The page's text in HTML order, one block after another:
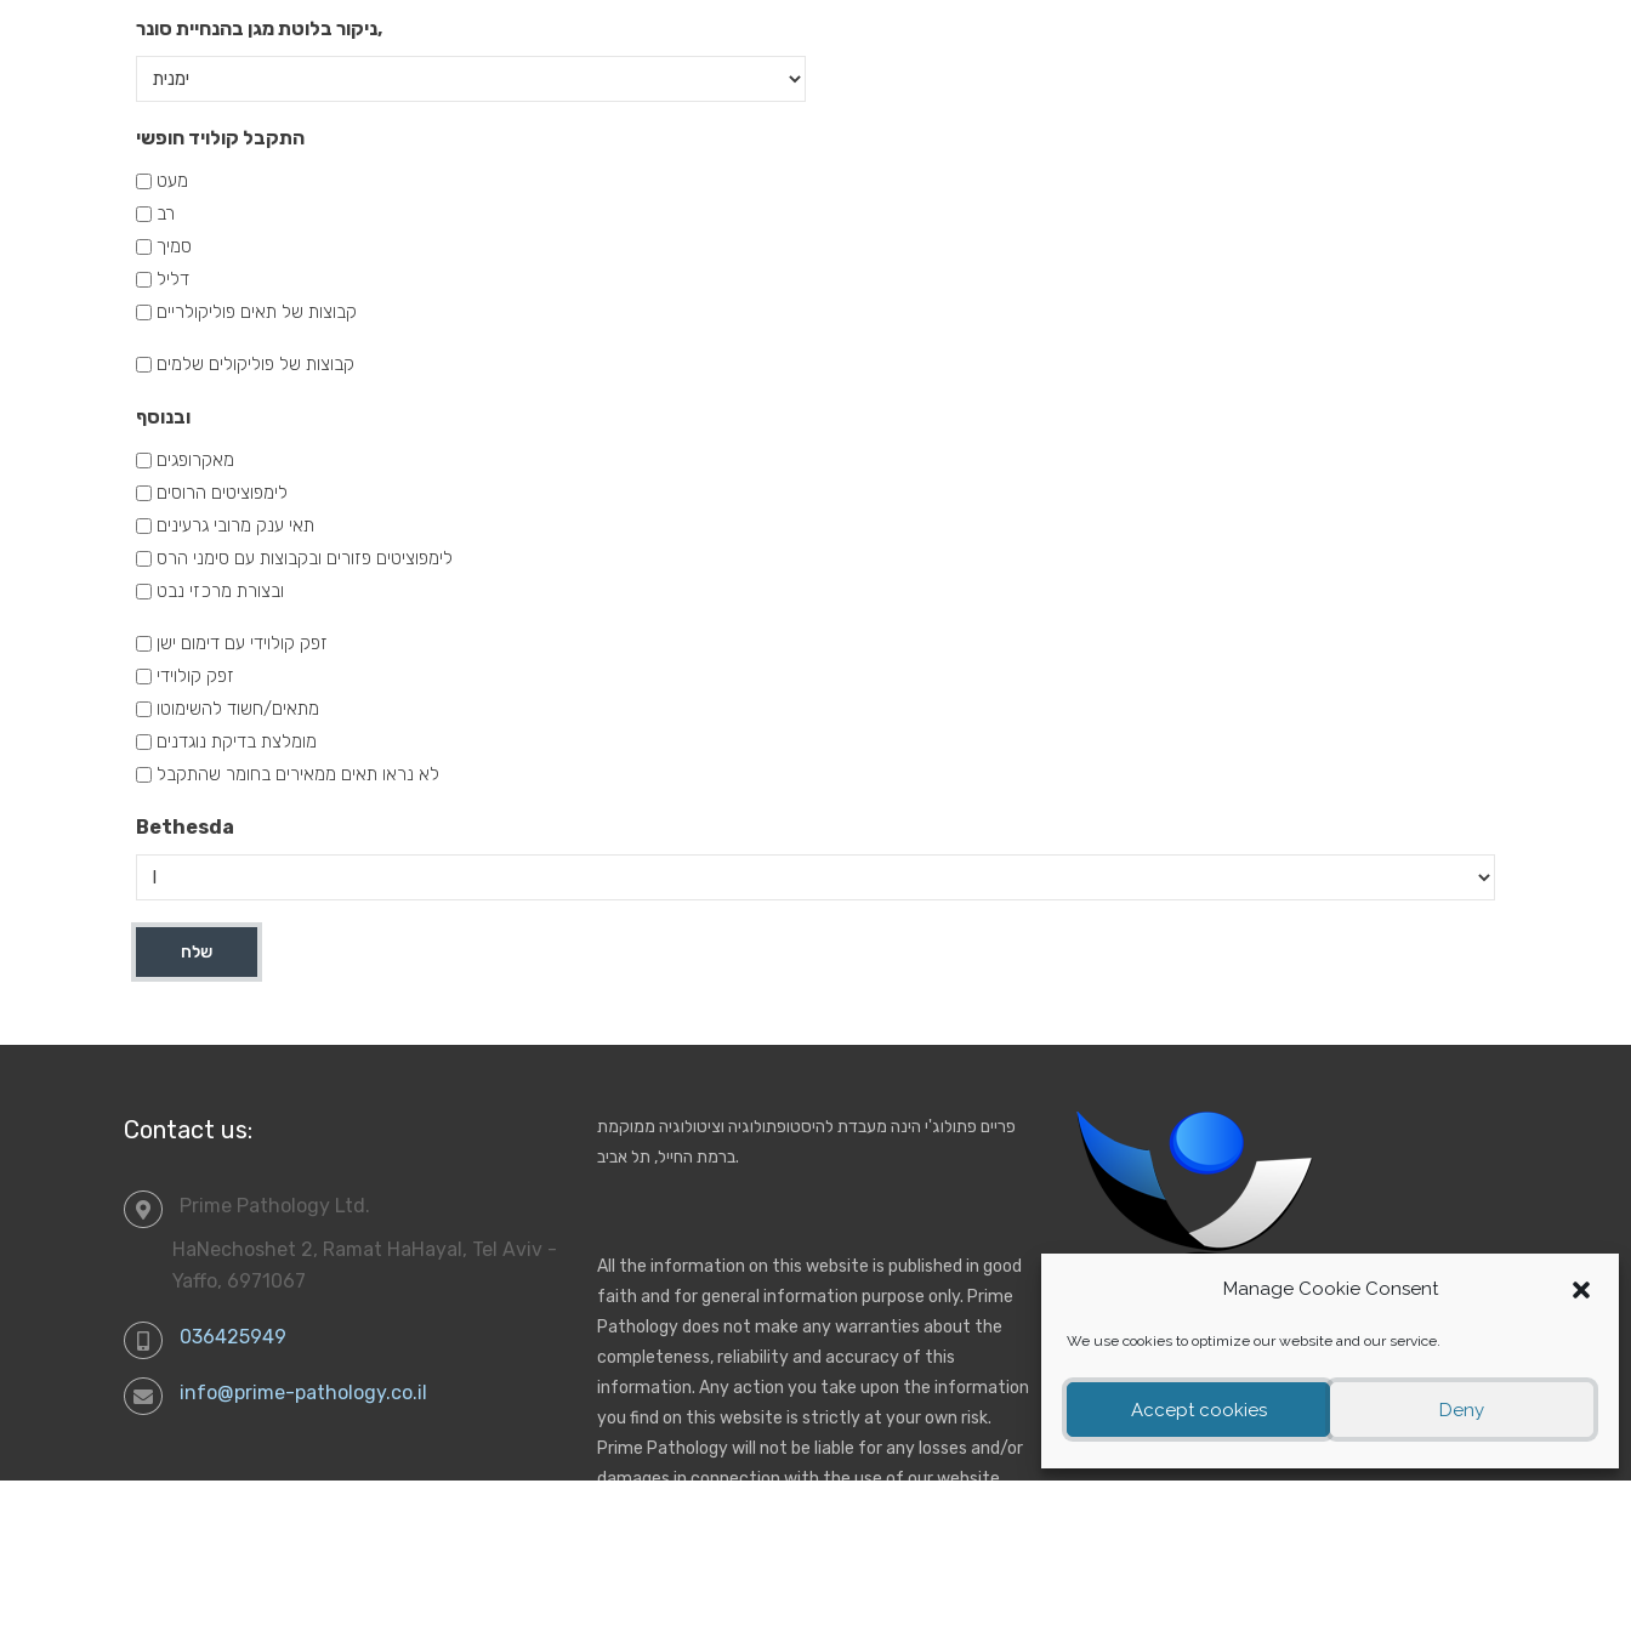
Manage Cookie Consent
We use cookies to optimize our website and our service.
Accept cookies Deny
ניקור בלוטת מגן בהנחיית סונר,
התקבל קולויד חופשי
מעט
רב
סמיך
דליל
קבוצות של תאים פוליקולריים
קבוצות
פוליקולים
שלמים
קבוצות של פוליקולים שלמים
ובנוסף
מאקרופגים
לימפוציטים הרוסים
תאי ענק מרובי גרעינים
לימפוציטים פזורים ובקבוצות עם סימני הרס
ובצורת מרכזי נבט
סיכוםזפק קולוידי עם דימום ישן
זפק קולוידי
מתאים/חשוד להשימוטו
מומלצת בדיקת נוגדנים
לא נראו תאים ממאירים בחומר שהתקבל
Bethesda
Contact us:
Prime Pathology Ltd.
HaNechoshet 2, Ramat HaHayal, Tel Aviv -
Yaffo, 6971067
036425949
info@prime-pathology.co.il
פריים פתולוג'י הינה מעבדת להיסטופתולוגיה וציטולוגיה ממוקמת
ברמת החייל, תל אביב.
All the information on this website is published in good
faith and for general information purpose only. Prime
Pathology does not make any warranties about the
completeness, reliability and accuracy of this
information. Any action you take upon the information
you find on this website is strictly at your own risk.
Prime Pathology will not be liable for any losses and/or
damages in connection with the use of our website.